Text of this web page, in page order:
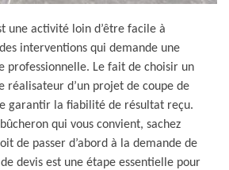
une activité loin d’être facile à
interventions qui demande une
professionnelle. Le fait de choisir un
réalisateur d’un projet de coupe de
garantir la fiabilité de résultat reçu.
qui vous convient, sachez
de passer d’abord à la demande de
devis est une étape essentielle pour